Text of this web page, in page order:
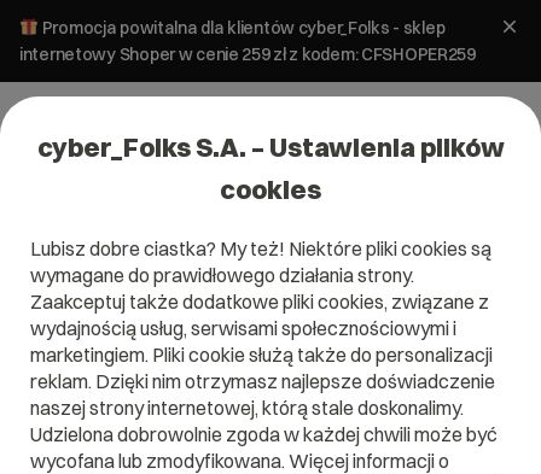
Promocja powitalna dla klientów cyber_Folks - sklep
internetowy Shoper w cenie 259 zł z kodem: CFSHOPER259
Domena .money
Kiedy liczą się pieniądze.
cyber_Folks S.A. – Ustawienia plików
cookies
Lubisz dobre ciastka? My też! Niektóre pliki cookies są
wymagane do prawidłowego działania strony.
Zaakceptuj także dodatkowe pliki cookies, związane z
wydajnością usług, serwisami społecznościowymi i
marketingiem. Pliki cookie służą także do personalizacji
reklam. Dzięki nim otrzymasz najlepsze doświadczenie
naszej strony internetowej, którą stale doskonalimy.
Udzielona dobrowolnie zgoda w każdej chwili może być
wycofana lub zmodyfikowana. Więcej informacji o